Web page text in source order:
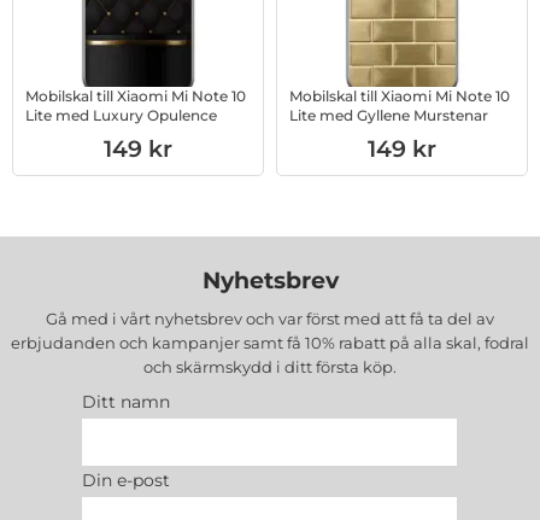
Mobilskal till Xiaomi Mi Note 10
Lite med Luxury Opulence
Art. nr 1003234051
149 kr
Mobilskal till Xiaomi Mi Note 10
Lite med Gyllene Murstenar
Art. nr 1003234052
149 kr
Nyhetsbrev
Gå med i vårt nyhetsbrev och var först med att få ta del av
erbjudanden och kampanjer samt få 10% rabatt på alla skal, fodral
och skärmskydd i ditt första köp.
Ditt namn
Din e-post